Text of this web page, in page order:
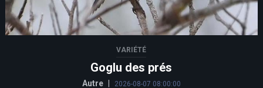
VARIÉTÉ
Goglu des prés
Autre 2026-08-07 08:00:00